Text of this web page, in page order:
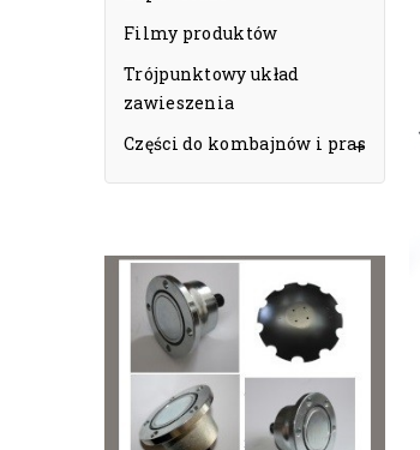
Filmy produktów
Trójpunktowy układ
zawieszenia
Części do kombajnów i pras
